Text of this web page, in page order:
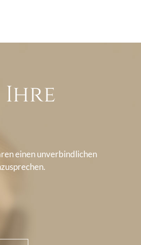
Ihre
einen unverbindlichen